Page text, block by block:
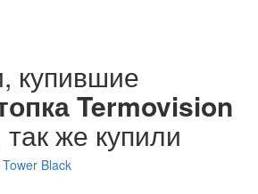
купившие
Termovision
так же купили
Black